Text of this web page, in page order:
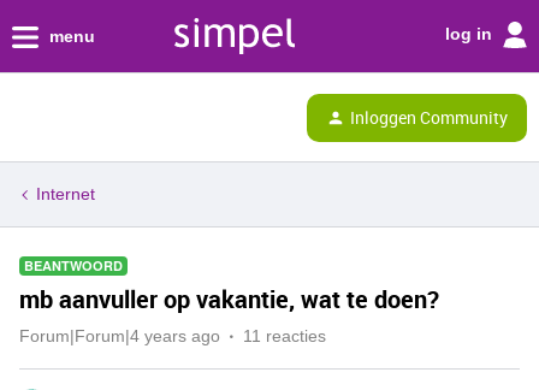
menu log in
Inloggen Community
Internet
BEANTWOORD
mb aanvuller op vakantie, wat te doen?
Forum|Forum|4 years ago 11 reacties